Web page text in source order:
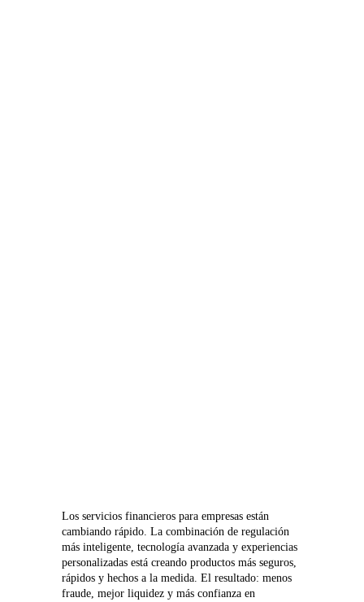
Los servicios financieros para empresas están
cambiando rápido. La combinación de regulación
más inteligente, tecnología avanzada y experiencias
personalizadas está creando productos más seguros,
rápidos y hechos a la medida. El resultado: menos
fraude, mejor liquidez y más confianza en